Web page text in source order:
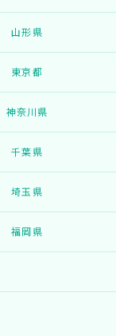
山形県
東京都
神奈川県
千葉県
埼玉県
福岡県